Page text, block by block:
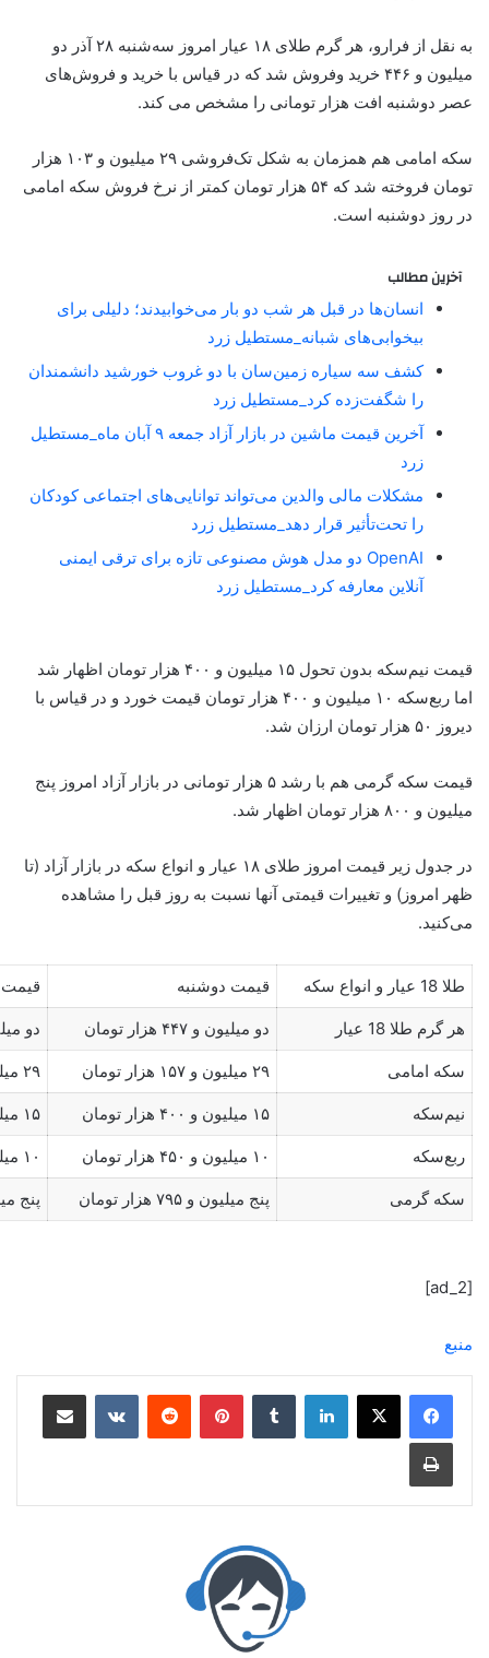
به نقل از فرارو، هر گرم طلای ۱۸ عیار امروز سه‌شنبه ۲۸ آذر دو
میلیون و ۴۴۶ خرید وفروش شد که در قیاس با خرید و فروش‌های
عصر دوشنبه افت هزار تومانی را مشخص می کند.
سکه امامی هم همزمان به شکل تک‌فروشی ۲۹ میلیون و ۱۰۳ هزار
تومان فروخته شد که ۵۴ هزار تومان کمتر از نرخ فروش سکه امامی
در روز دوشنبه است.
آخرین مطالب
انسان‌ها در قبل هر شب دو بار می‌خوابیدند؛ دلیلی برای
بیخوابی‌های شبانه_مستطیل زرد
کشف سه سیاره زمین‌سان با دو غروب خورشید دانشمندان
را شگفت‌زده کرد_مستطیل زرد
آخرین قیمت ماشین در بازار آزاد جمعه ۹ آبان ماه_مستطیل
زرد
مشکلات مالی والدین می‌تواند توانایی‌های اجتماعی کودکان
را تحت‌تأثیر قرار دهد_مستطیل زرد
OpenAI دو مدل هوش مصنوعی تازه برای ترقی ایمنی
آنلاین معارفه کرد_مستطیل زرد
قیمت نیم‌سکه بدون تحول ۱۵ میلیون و ۴۰۰ هزار تومان اظهار شد
اما ربع‌سکه ۱۰ میلیون و ۴۰۰ هزار تومان قیمت خورد و در قیاس با
دیروز ۵۰ هزار تومان ارزان شد.
قیمت سکه گرمی هم با رشد ۵ هزار تومانی در بازار آزاد امروز پنج
میلیون و ۸۰۰ هزار تومان اظهار شد.
در جدول زیر قیمت امروز طلای ۱۸ عیار و انواع سکه در بازار آزاد (تا
ظهر امروز) و تغییرات قیمتی آنها نسبت به روز قبل را مشاهده
می‌کنید.
طلا 18 عیار و انواع سکه قیمت دوشنبه قیمت
هر گرم طلا 18 عیار دو میلیون و ۴۴۷ هزار تومان دو میلیون و
سکه امامی ۲۹ میلیون و ۱۵۷ هزار تومان ۲۹ میلیون و ۱۰۳ هزار تومان
نیم‌سکه ۱۵ میلیون و ۴۰۰ هزار تومان ۱۵ میلیون و ۴۰۰ هزار تومان
ربع‌سکه ۱۰ میلیون و ۴۵۰ هزار تومان ۱۰ میلیون و ۴۰۰ هزار تومان
سکه گرمی پنج میلیون و ۷۹۵ هزار تومان پنج میلیون
[ad_2]
منبع